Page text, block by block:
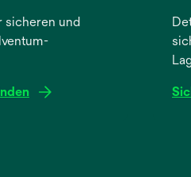
sicheren und